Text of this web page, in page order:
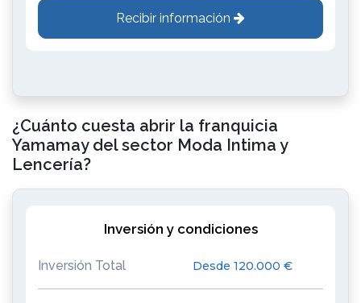
Recibir información
¿Cuánto cuesta abrir la franquicia
Yamamay del sector Moda Intima y
Lencería?
Inversión y condiciones
Inversión Total Desde 120.000 €